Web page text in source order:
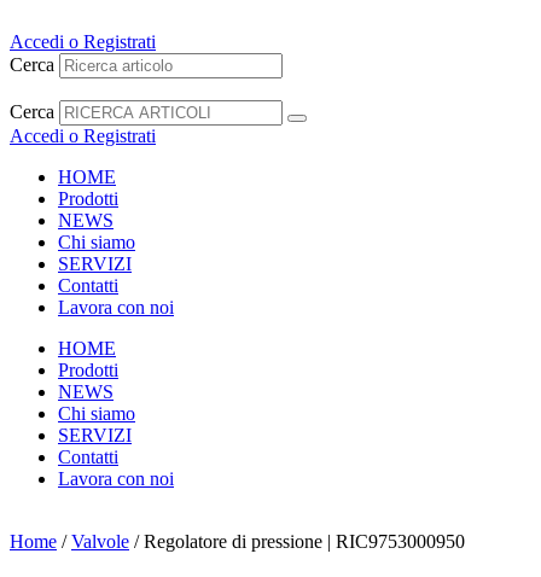
al
contenuto
Accedi o Registrati
Cerca
Cerca
Accedi o Registrati
HOME
Prodotti
NEWS
Chi siamo
SERVIZI
Contatti
Lavora con noi
HOME
Prodotti
NEWS
Chi siamo
SERVIZI
Contatti
Lavora con noi
Home /Valvole / Regolatore di pressione | RIC9753000950